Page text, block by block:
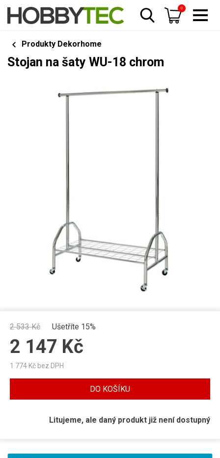
0
Produkty Dekorhome
Stojan na šaty WU-18 chrom
2 533Kč Ušetříte 15%
2 147 Kč
1 774 Kč bez DPH
DO KOŠÍKU
Litujeme, ale daný produkt již není dostupný